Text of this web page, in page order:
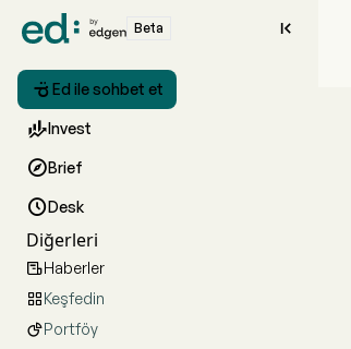
Beta 
 Ed ile sohbet et
Invest
Brief
Desk
Diğerleri
Haberler
Keşfedin
Portföy